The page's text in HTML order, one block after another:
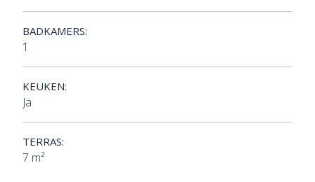
BADKAMERS:
1
KEUKEN:
Ja
TERRAS:
7 m²